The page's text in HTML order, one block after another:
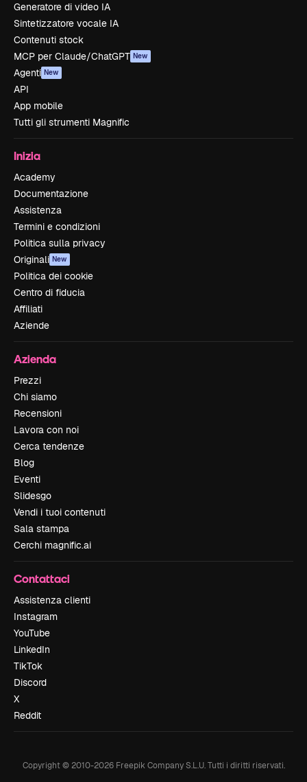
Generatore di video IA
Sintetizzatore vocale IA
Contenuti stock
MCP per Claude/ChatGPT New
Agenti New
API
App mobile
Tutti gli strumenti Magnific
Inizia
Academy
Documentazione
Assistenza
Termini e condizioni
Politica sulla privacy
Originali New
Politica dei cookie
Centro di fiducia
Affiliati
Aziende
Azienda
Prezzi
Chi siamo
Recensioni
Lavora con noi
Cerca tendenze
Blog
Eventi
Slidesgo
Vendi i tuoi contenuti
Sala stampa
Cerchi magnific.ai
Contattaci
Assistenza clienti
Instagram
YouTube
LinkedIn
TikTok
Discord
X
Reddit
Copyright © 2010-2026Freepik Company S.L.U. Tutti i diritti riservati.